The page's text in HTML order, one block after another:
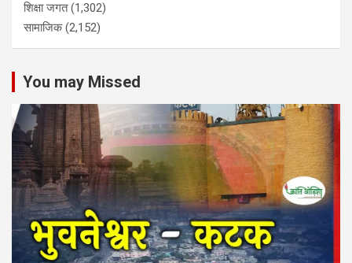
शिक्षा जगत(1,302)
सामाजिक(2,152)
You may Missed